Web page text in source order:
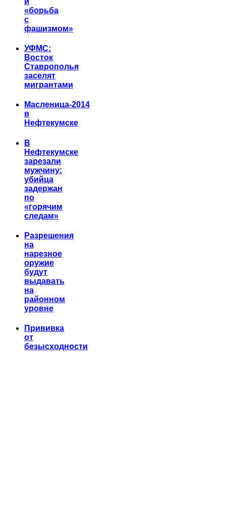
«борьба
с
фашизмом»
УФМС:
Восток
Ставрополья
заселят
мигрантами
Масленица-2014
в
Нефтекумске
В
Нефтекумске
зарезали
мужчину:
убийца
задержан
по
«горячим
следам»
Разрешения
на
нарезное
оружие
будут
выдавать
на
районном
уровне
Прививка
от
безысходности